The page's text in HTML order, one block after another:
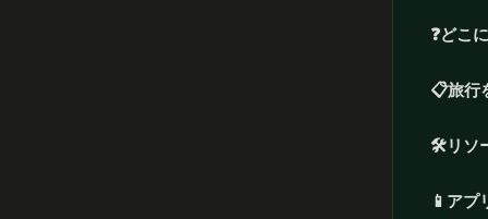
❓どこ
📋旅行
🛠️リソ
📱 アプ